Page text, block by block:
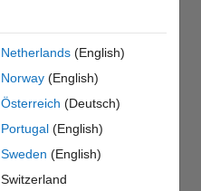
Netherlands(English)
Norway(English)
Österreich (Deutsch)
Portugal(English)
Sweden (English)
Switzerland